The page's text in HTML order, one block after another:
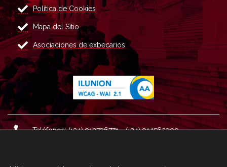
Política de Cookies
Mapa del Sitio
Asociaciones de exbecarios
Teléfonos: (+34) 913796771 - (+34) 914562900